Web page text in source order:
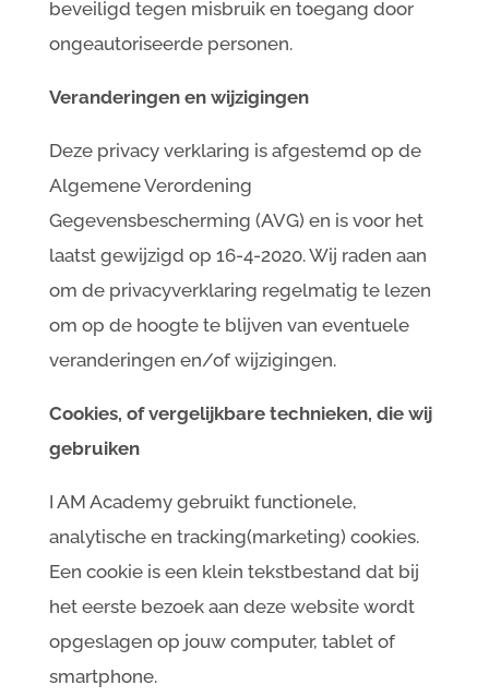
beveiligd tegen misbruik en toegang door
ongeautoriseerde personen.
Veranderingen en wijzigingen
Deze privacy verklaring is afgestemd op de
Algemene Verordening
Gegevensbescherming (AVG) en is voor het
laatst gewijzigd op 16-4-2020. Wij raden aan
om de privacyverklaring regelmatig te lezen
om op de hoogte te blijven van eventuele
veranderingen en/of wijzigingen.
Cookies, of vergelijkbare technieken, die wij
gebruiken
I AM Academy gebruikt functionele,
analytische en tracking(marketing) cookies.
Een cookie is een klein tekstbestand dat bij
het eerste bezoek aan deze website wordt
opgeslagen op jouw computer, tablet of
smartphone.